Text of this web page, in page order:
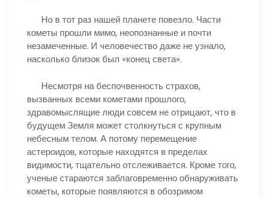
Но в тот раз нашей планете повезло. Части
кометы прошли мимо, неопознанные и почти
незамеченные. И человечество даже не узнало,
насколько близок был «конец света».
Несмотря на беспочвенность страхов,
вызванных всеми кометами прошлого,
здравомыслящие люди совсем не отрицают, что в
будущем Земля может столкнуться с крупным
небесным телом. А потому перемещение
астероидов, которые находятся в пределах
видимости, тщательно отслеживается. Кроме того,
ученые стараются заблаговременно обнаруживать
кометы, которые появляются в обозримом